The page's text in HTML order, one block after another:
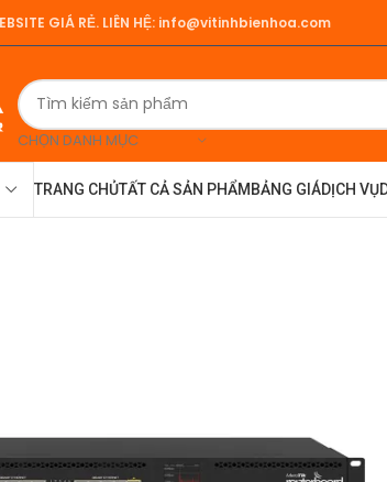
GIÁ RẺ. LIÊN HỆ: info@vitinhbienhoa.com
CHỌN DANH MỤC
TRANG CHỦTẤT CẢ SẢN PHẨM BẢNG GIÁDỊCH VỤ